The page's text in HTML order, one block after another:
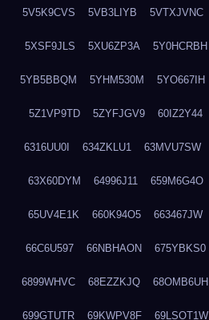
5V5K9CVS 5VB3LIYB 5VTXJVNC
5XSF9JLS 5XU6ZP3A 5Y0HCRBH
5YB5BBQM 5YHM530M 5YO667IH
5Z1VP9TD 5ZYFJGV9 60IZ2Y44
6316UU0I 634ZKLU1 63MVU7SW
63X60DYM 64996J11 659M6G4O
65UV4E1K 660K94O5 663467JW
66C6U597 66NBHAON 675YBKS0
6899WHVC 68EZZKJQ 68OMB6UH
699GTUTR 69KWPV8F 69LSOT1W